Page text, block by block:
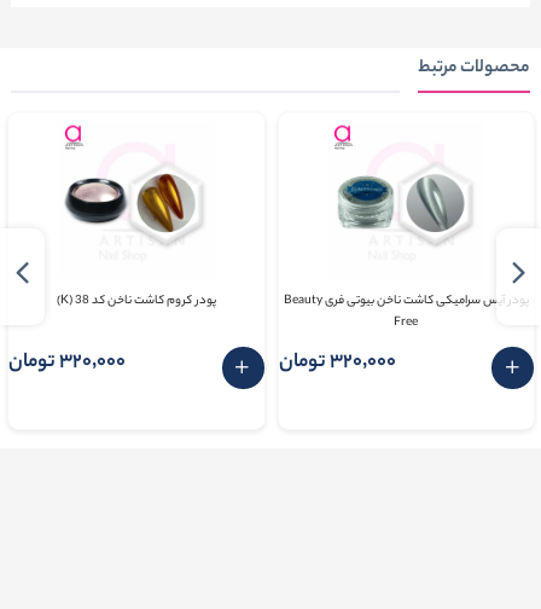
محصولات مرتبط
پودر آیس سرامیکی کاشت ناخن بیوتی فری Beauty
Free
320٬000 تومان
پودر کروم کاشت ناخن کد 38 (K)
320٬000 تومان